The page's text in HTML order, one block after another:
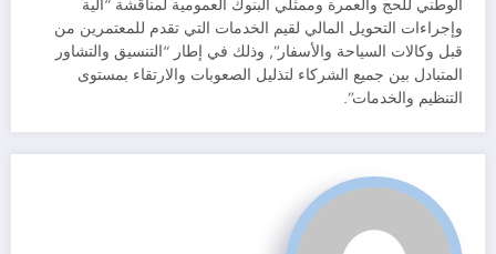
الوطني للحج والعمرة وممثلي البنوك العمومية لمناقشة “آلية
وإجراءات التحويل المالي لقيم الخدمات التي تقدم للمعتمرين من
قبل وكالات السياحة والأسفار”, وذلك في إطار “التنسيق والتشاور
المتبادل بين جميع الشركاء لتذليل الصعوبات والارتقاء بمستوى
التنظيم والخدمات”.